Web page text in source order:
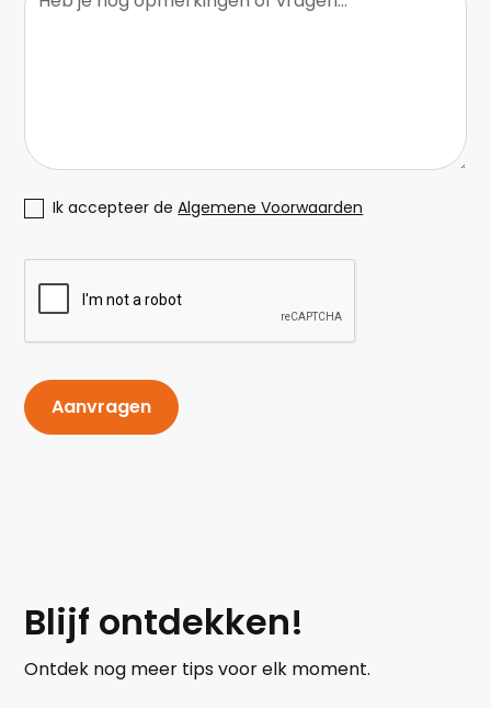
Ik accepteer deAlgemene Voorwaarden
Blijf ontdekken!
Ontdek nog meer tips voor elk moment.